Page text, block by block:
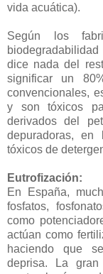
vida acuática).
Según los
dice nada del
significar un
convencionales,
y son tóxicos
derivados del
depuradoras,
tóxicos de
Eutrofización:
En España,
fosfatos,
como
actúan como
haciendo que
deprisa. La